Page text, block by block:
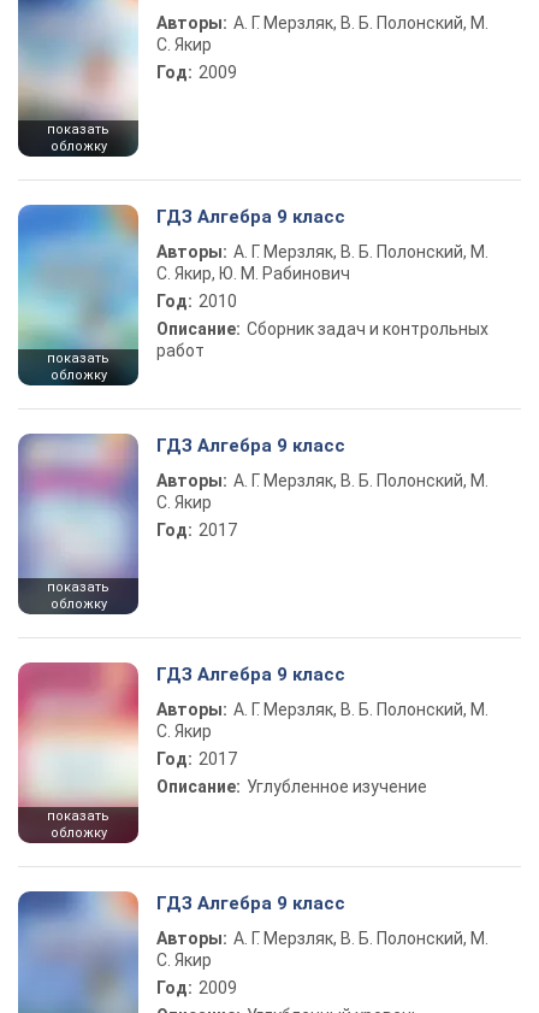
показать
обложку
Авторы: А. Г. Мерзляк, В. Б. Полонский, М.
С. Якир
Год: 2009
показать
обложку
ГДЗ Алгебра 9 класс
Авторы: А. Г. Мерзляк, В. Б. Полонский, М.
С. Якир, Ю. М. Рабинович
Год: 2010
Описание: Сборник задач и контрольных
работ
показать
обложку
ГДЗ Алгебра 9 класс
Авторы: А. Г. Мерзляк, В. Б. Полонский, М.
С. Якир
Год: 2017
показать
обложку
ГДЗ Алгебра 9 класс
Авторы: А. Г. Мерзляк, В. Б. Полонский, М.
С. Якир
Год: 2017
Описание: Углубленное изучение
ГДЗ Алгебра 9 класс
Авторы: А. Г. Мерзляк, В. Б. Полонский, М.
С. Якир
Год: 2009